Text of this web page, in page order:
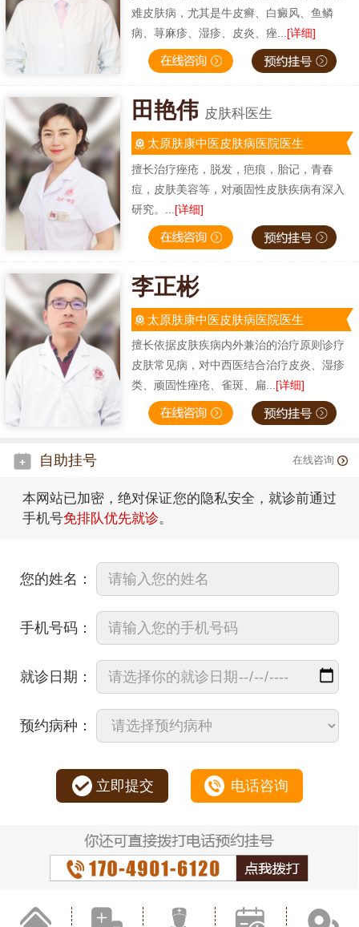
难皮肤病，尤其是牛皮癣、白癜风、鱼鳞
病、荨麻疹、湿疹、皮炎、痤... [详细]
田艳伟 皮肤科医生
太原肤康中医皮肤病医院医生
擅长治疗痤疮，脱发，疤痕，胎记，青春
痘，皮肤美容等，对顽固性皮肤疾病有深入
研究。... [详细]
李正彬
太原肤康中医皮肤病医院医生
擅长依据皮肤疾病内外兼治的治疗原则诊疗
皮肤常见病，对中西医结合治疗皮炎、湿疹
类、顽固性痤疮、雀斑、扁...[详细]
自助挂号 在线咨询
本网站已加密，绝对保证您的隐私安全，就诊前通过
手机号免排队优先就诊。
您的姓名：
手机号码：
就诊日期：
预约病种：
立即提交 电话咨询